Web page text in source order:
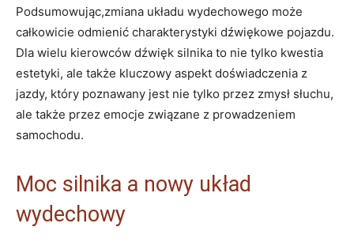
Podsumowując,zmiana układu wydechowego może
całkowicie odmienić charakterystyki dźwiękowe pojazdu.
Dla wielu kierowców dźwięk silnika to nie tylko kwestia
estetyki, ale także kluczowy aspekt doświadczenia z
jazdy, który poznawany jest nie tylko przez zmysł słuchu,
ale także przez emocje związane z prowadzeniem
samochodu.
Moc silnika a nowy układ
wydechowy